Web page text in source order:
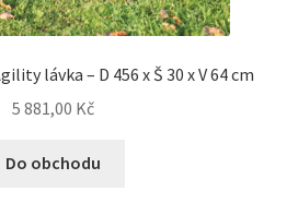
lávka – D 456 x Š 30 x V 64 cm
5 881,00 Kč
Do obchodu